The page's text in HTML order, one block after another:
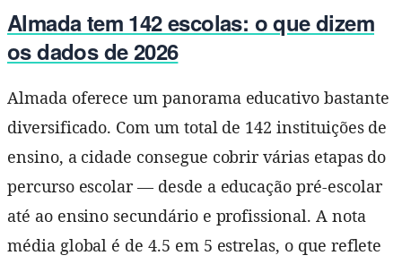
Almada tem 142 escolas: o que dizem
os dados de 2026
Almada oferece um panorama educativo bastante
diversificado. Com um total de 142 instituições de
ensino, a cidade consegue cobrir várias etapas do
percurso escolar — desde a educação pré-escolar
até ao ensino secundário e profissional. A nota
média global é de 4.5 em 5 estrelas, o que reflete